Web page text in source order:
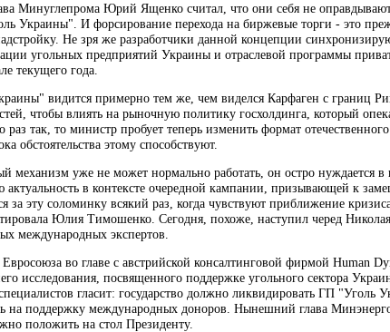
Минуглепрома Юрий Ященко считал, что они себя не
Украины". И форсирование перехода на биржевые торги - это
Не зря же разработчики данной концепции
угольных предприятий Украины и отраслевой программы
текущего года.
видится примерно тем же, чем виделся Карфаген с границ
чтобы влиять на рыночную политику госхолдинга, который
так, то министр пробует теперь изменить формат
обстоятельства этому способствуют.
механизм уже не может нормально работать, он остро нуждается
актуальность в контексте очередной кампании, призывающей к
за эту соломинку всякий раз, когда чувствуют приближение
Юлия Тимошенко. Сегодня, похоже, наступил черед
международных экспертов.
во главе с австрийской консалтинговой фирмой Human
исследования, посвященного поддержке угольного сектора
гласит: государство должно ликвидировать ГП "Уголь
на поддержку международных доноров. Нынешний глава
положить на стол Президенту.